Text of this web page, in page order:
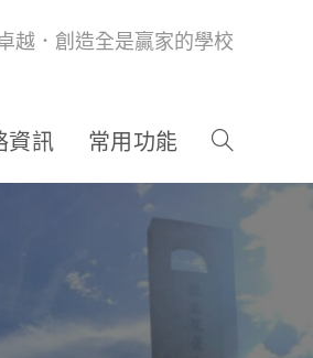
越．創造全是贏家的學校
資訊 常用功能